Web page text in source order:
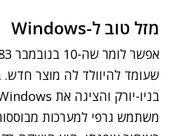
מזל טוב ל-Windows